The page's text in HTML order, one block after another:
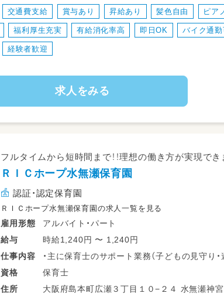
年齢や成長に合わせた活動の工夫
・保護者とのコミュニケーション
・書類対応
子どもを見守ります。
子どもたちの生活習慣を身に着けるお手伝
天気が良い日は戸外へ出かけることが多いで
交通費支給 賞与あり 昇給あり 髪色自由 ピア
福利厚生充実 有給消化率高 即日OK バイク通勤
経験者歓迎
求人をみる
フルタイムから短時間まで！！理想の働き方が実現できま
ＲＩＣホープ水無瀬保育園
認証・認定保育園
ＲＩＣホープ水無瀬保育園の求人一覧を見る
雇用形態
アルバイト・パート
給与
時給1,240円 〜 1,240円
仕事内容
・主に保育士のサポート業務（子どもの見守り・
・書類業務は少なめ。子どもたちの様子を連絡
伝えてもらいます！
資格
保育士
住所
大阪府島本町広瀬３丁目１０−２４ 水無瀬神